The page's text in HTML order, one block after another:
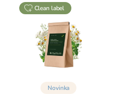
clean label
Novinka